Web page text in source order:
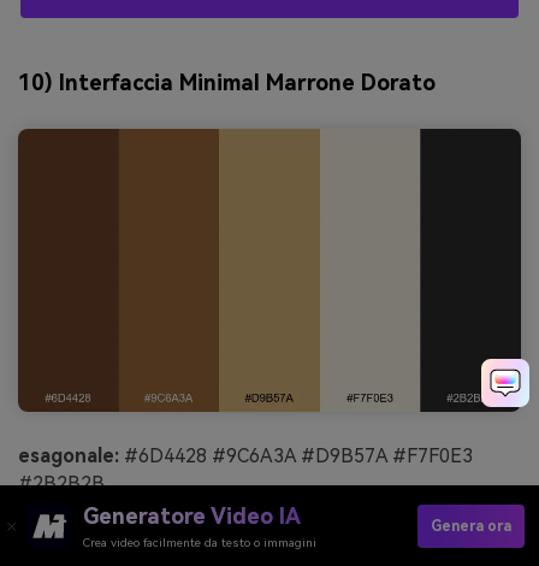
10) Interfaccia Minimal Marrone Dorato
esagonale: #6D4428 #9C6A3A #D9B57A #F7F0E3
#2B2B2B
umore: pulito, moderno, accogliente
Generatore Video IA
Crea video facilmente da testo o immagini
Genera ora